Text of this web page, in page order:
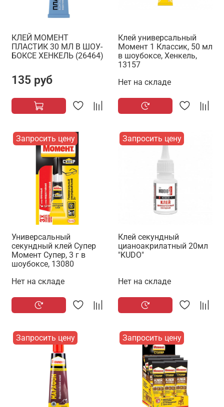
КЛЕЙ МОМЕНТ
ПЛАСТИК 30 МЛ В ШОУ-
БОКСЕ ХЕНКЕЛЬ (26464)
135 руб
Клей универсальный
Момент 1 Классик, 50 мл
в шоубоксе, Хенкель,
13157
Нет на складе
Запросить цену
Универсальный
секундный клей Супер
Момент Супер, 3 г в
шоубоксе, 13080
Нет на складе
Запросить цену
Клей секундный
цианоакрилатный 20мл
"KUDO"
Нет на складе
Запросить цену Запросить цену